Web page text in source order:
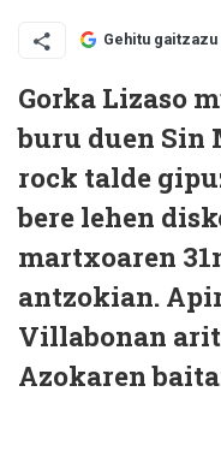
Gehitu
Gorka Lizaso
buru duen Sin
rock talde
bere lehen
martxoaren
antzokian.
Villabonan
Azokaren